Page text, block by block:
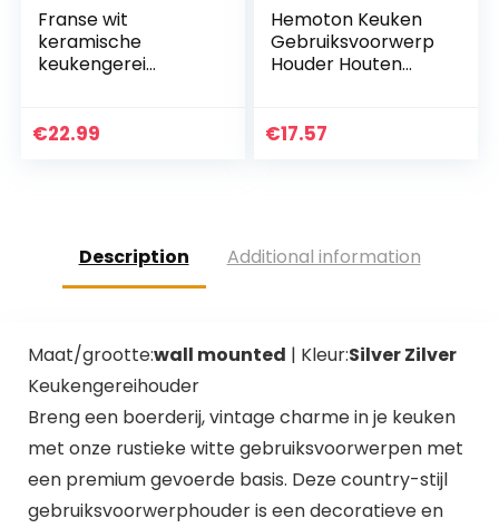
Franse wit
keramische
keukengerei
Caddy – Antiek
€22.99
Hemoton Keuken
Gebruiksvoorwerp
Houder Houten
Houder Messenblok
€17.57
Description Additional information
Maat/grootte:wall mounted | Kleur:Silver Zilver
Keukengereihouder
Breng een boerderij, vintage charme in je keuken
met onze rustieke witte gebruiksvoorwerpen met
een premium gevoerde basis. Deze country-stijl
gebruiksvoorwerphouder is een decoratieve en